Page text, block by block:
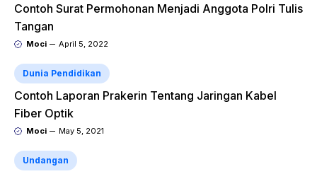
Contoh Surat Permohonan Menjadi Anggota Polri Tulis
Tangan
Moci April 5, 2022
Dunia Pendidikan
Contoh Laporan Prakerin Tentang Jaringan Kabel
Fiber Optik
Moci May 5, 2021
Undangan